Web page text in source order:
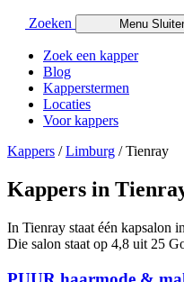
Zoeken Menu
Zoek een kapper
Blog
Kapperstermen
Locaties
Voor kappers
Kappers /Limburg /Tienray
Kappers in
In Tienray staat één kapsalon
Die salon staat op 4,8 uit 25